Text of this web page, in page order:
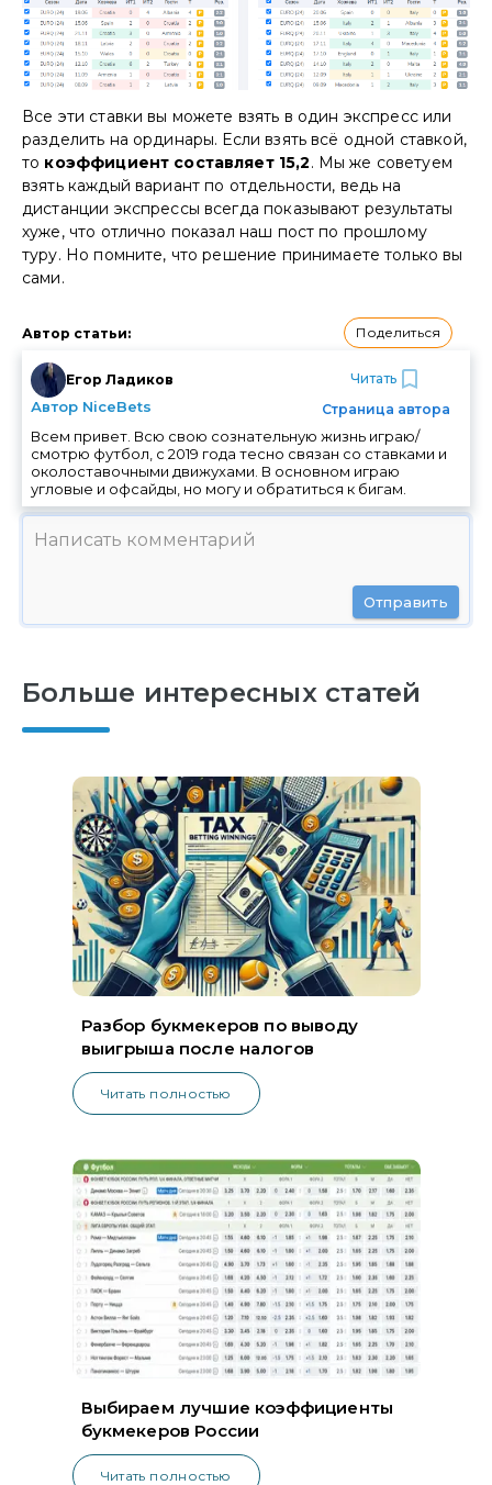
Все эти ставки вы можете взять в один экспресс или
разделить на ординары. Если взять всё одной ставкой,
то коэффициент составляет 15,2. Мы же советуем
взять каждый вариант по отдельности, ведь на
дистанции экспрессы всегда показывают результаты
хуже, что отлично показал наш пост по прошлому
туру. Но помните, что решение принимаете только вы
сами.
Автор статьи: Поделиться
Егор Ладиков
Автор NiceBets
Читать
Страница автора
Всем привет. Всю свою сознательную жизнь играю/
смотрю футбол, с 2019 года тесно связан со ставками и
околоставочными движухами. В основном играю
угловые и офсайды, но могу и обратиться к бигам.
Отправить
Больше интересных статей
Разбор букмекеров по выводу
выигрыша после налогов
Читать полностью
Выбираем лучшие коэффициенты
букмекеров России
Читать полностью